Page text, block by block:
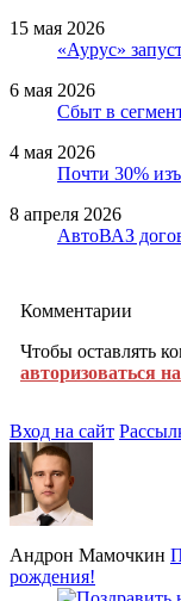
15 мая 2026
«Аурус»
6 мая 2026
Сбыт в
4 мая 2026
Почти 30%
8 апреля 2026
АвтоВАЗ
Комментарии
Чтобы оставлять
авторизоваться
Вход на сайт
Андрон Мамочкин
рождения!